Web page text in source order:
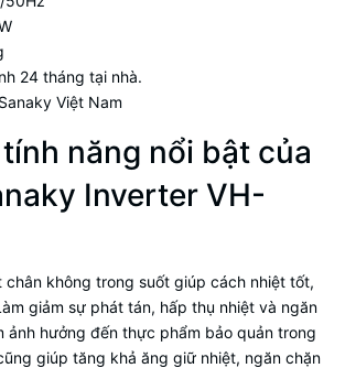
24 tháng tại nhà.
Việt Nam
năng nổi bật của
Inverter VH-
chân không trong suốt giúp cách nhiệt tốt,
giảm sự phát tán, hấp thụ nhiệt và ngăn
ảnh hưởng đến thực phẩm bảo quản trong
giúp tăng khả ăng giữ nhiệt, ngăn chặn